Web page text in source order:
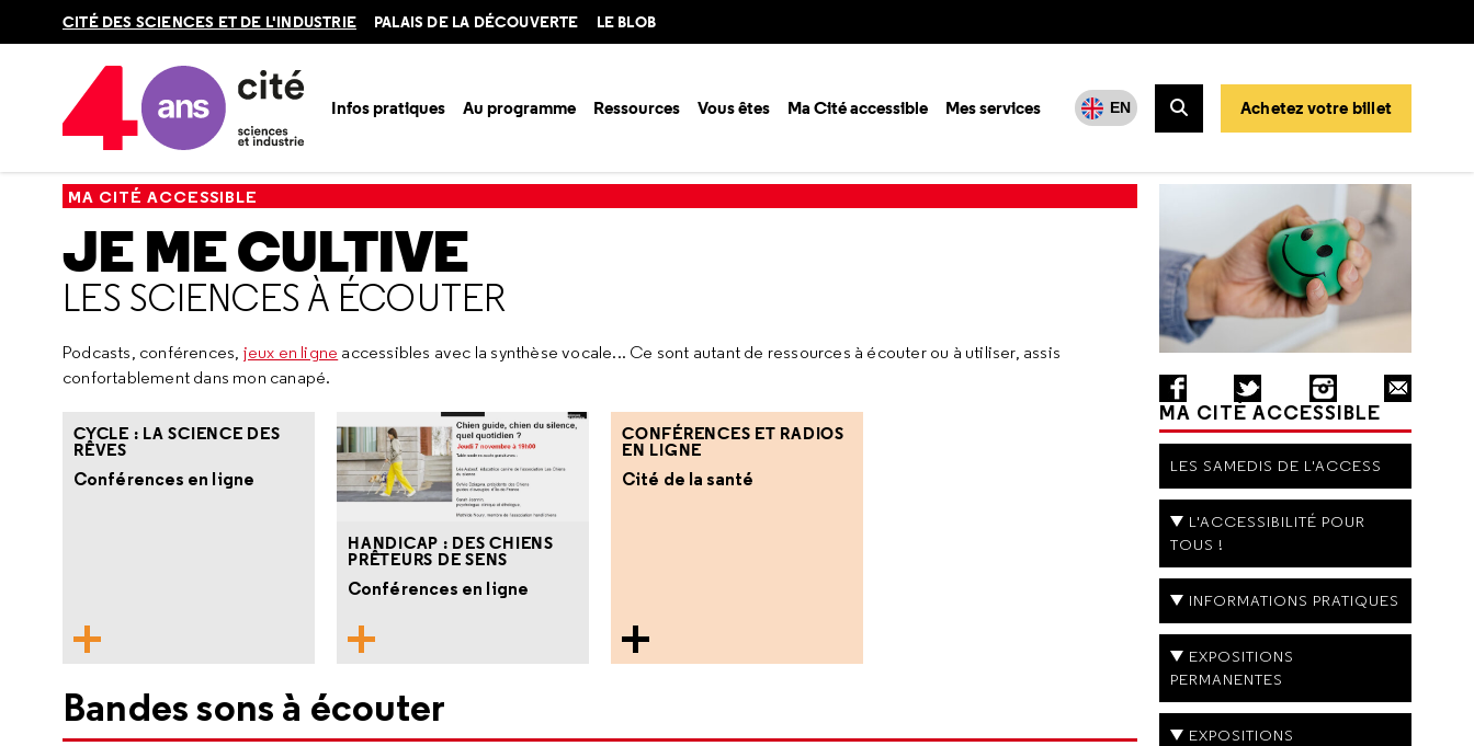
CITÉ DES SCIENCES ET DE L'INDUSTRIE PALAIS DE LA DÉCOUVERTE LE BLOB
Infos pratiques Au programme Ressources Vous êtes Ma Cité accessible Mes services EN
Rechercher
Achetez votre billet
Accueil Ma Cité accessible
MA CITÉ ACCESSIBLE
JE ME CULTIVE
LES SCIENCES À ÉCOUTER
Podcasts, conférences, jeux en ligne accessibles avec la synthèse vocale... Ce sont autant de ressources à écouter ou à utiliser, assis
confortablement dans mon canapé.
CYCLE : LA SCIENCE DES
RÊVES
Conférences en ligne
HANDICAP : DES CHIENS
PRÊTEURS DE SENS
Conférences en ligne
CONFÉRENCES ET RADIOS
EN LIGNE
Cité de la santé
Bandes sons à écouter
MA CITÉ ACCESSIBLE
LES SAMEDIS DE L'ACCESS
L'ACCESSIBILITÉ POUR
TOUS !
INFORMATIONS PRATIQUES
EXPOSITIONS
PERMANENTES
EXPOSITIONS